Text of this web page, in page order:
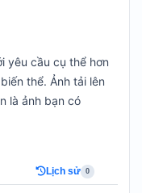
yêu cầu cụ thể hơn
thể. Ảnh tải lên
là ảnh bạn có
Lịch sử 0